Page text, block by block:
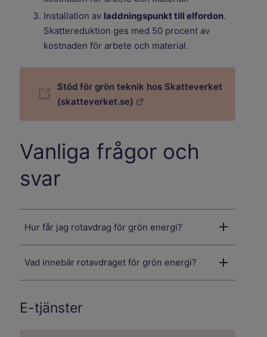
Installation av laddningspunkt till elfordon.
Skattereduktion ges med 50 procent av
kostnaden för arbete och material.
Stöd för grön teknik hos Skatteverket
(skatteverket.se)
Vanliga frågor och
svar
Hur får jag rotavdrag för grön energi?
Vad innebär rotavdraget för grön energi?
E-tjänster